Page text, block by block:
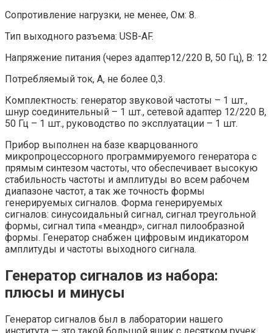
Сопротивление нагрузки, не менее, Ом: 8.
Тип выходного разъема: USB-AF.
Напряжение питания (через адаптер12/220 В, 50 Гц), В: 12
Потребляемый ток, А, не более 0,3.
Комплектность: генератор звуковой частоты – 1 шт.,
шнур соединительный – 1 шт., сетевой адаптер 12/220 В,
50 Гц – 1 шт., руководство по эксплуатации – 1 шт.
Прибор выполнен на базе кварцованного
микропроцессорного программируемого генератора с
прямым синтезом частоты, что обеспечивает высокую
стабильность частоты и амплитуды во всем рабочем
диапазоне частот, а так же точность формы
генерируемых сигналов. Форма генерируемых
сигналов: синусоидальный сигнал, сигнал треугольной
формы, сигнал типа «меандр», сигнал пилообразной
формы. Генератор снабжен цифровым индикатором
амплитуды и частоты выходного сигнала.
Генератор сигналов из набора:
плюсы и минусы
Генератор сигналов был в лаборатории нашего
института — это такой большой ящик с десятком ручек